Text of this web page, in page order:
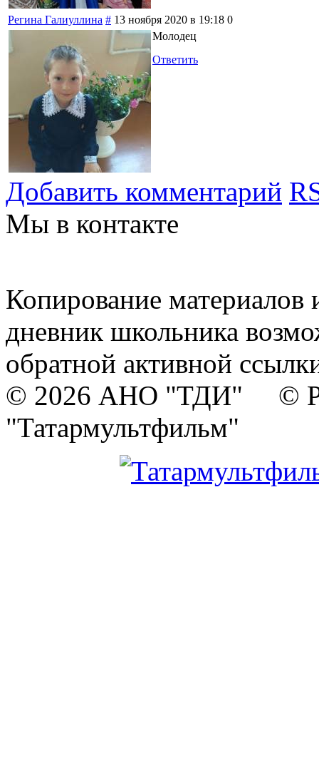
Регина Галиуллина # 13 ноября 2020 в 19:18 0
Молодец
Ответить
Добавить комментарий
Мы в контакте
Копирование материалов
дневник школьника
обратной активной
© 2026 АНО "ТДИ" ©
"Татармультфильм"